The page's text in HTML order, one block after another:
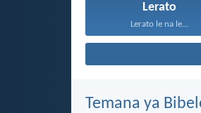
Lerato
Lerato le na le...
Temana ya